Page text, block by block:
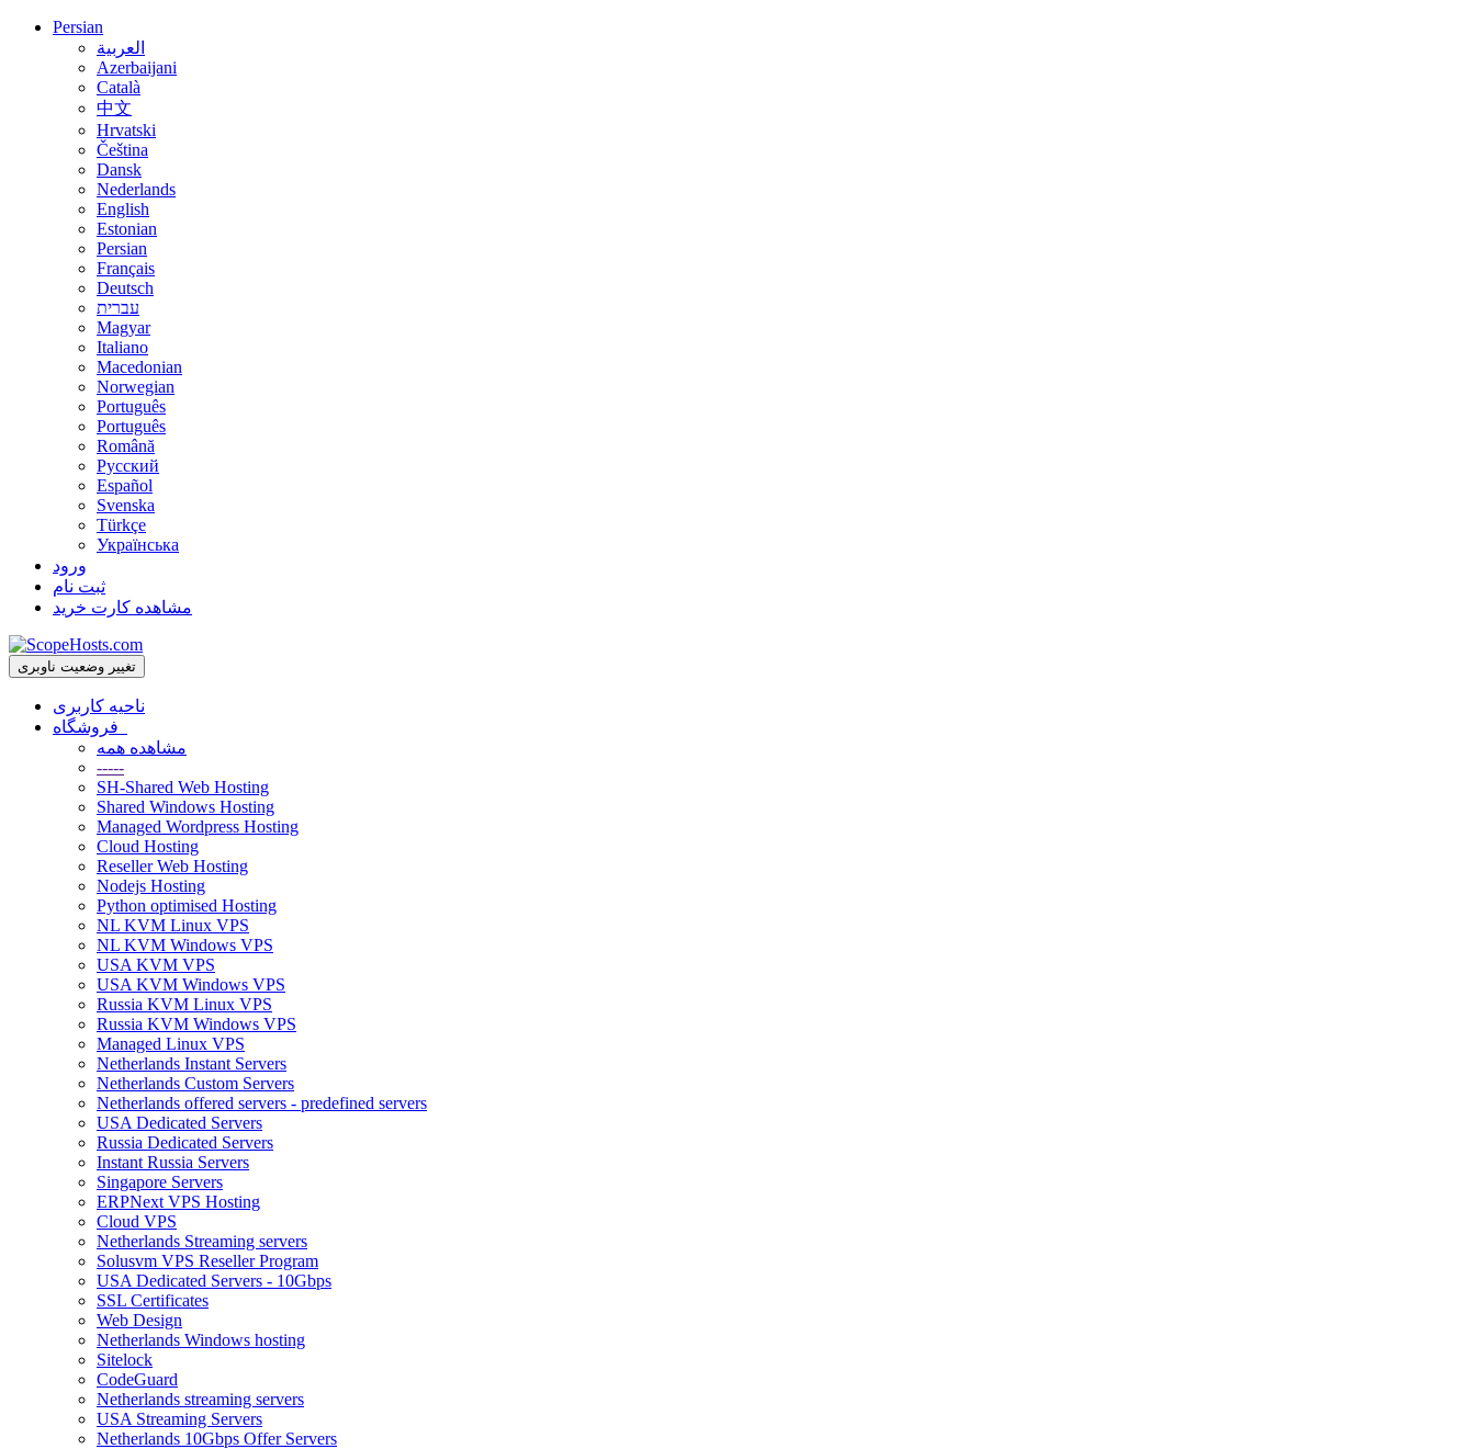
Persian
العربية
Azerbaijani
Català
中文
Hrvatski
Čeština
Dansk
Nederlands
English
Estonian
Persian
Français
Deutsch
עברית
Magyar
Italiano
Macedonian
Norwegian
Português
Português
Română
Русский
Español
Svenska
Türkçe
Українська
ورود
ثبت نام
مشاهده کارت خرید
تغییر وضعیت ناوبری
ناحیه کاربری
مشاهده همه
-----
SH-Shared Web Hosting
Shared Windows Hosting
Managed Wordpress Hosting
Cloud Hosting
Reseller Web Hosting
Nodejs Hosting
Python optimised Hosting
NL KVM Linux VPS
NL KVM Windows VPS
USA KVM VPS
USA KVM Windows VPS
Russia KVM Linux VPS
Russia KVM Windows VPS
Managed Linux VPS
Netherlands Instant Servers
Netherlands Custom Servers
Netherlands offered servers - predefined servers
USA Dedicated Servers
Russia Dedicated Servers
Instant Russia Servers
Singapore Servers
ERPNext VPS Hosting
Cloud VPS
Netherlands Streaming servers
Solusvm VPS Reseller Program
USA Dedicated Servers - 10Gbps
SSL Certificates
Web Design
Netherlands Windows hosting
Sitelock
CodeGuard
Netherlands streaming servers
USA Streaming Servers
Netherlands 10Gbps Offer Servers